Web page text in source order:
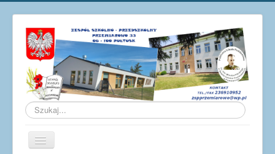
Szukaj...
Przełącz